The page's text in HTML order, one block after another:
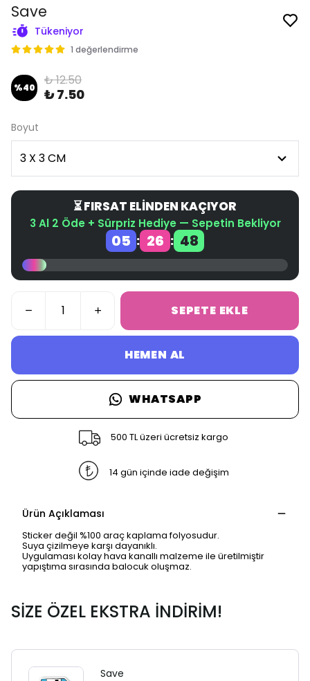
Save
Tükeniyor
1 değerlendirme
%40 ₺ 12.50
₺ 7.50
Boyut
⏳ FIRSAT ELİNDEN KAÇIYOR
3 Al 2 Öde + Sürpriz Hediye — Sepetin Bekliyor
05 : 26 : 48
SEPETE EKLE
HEMEN AL
WHATSAPP
500 TL üzeri ücretsiz kargo
14 gün içinde iade değişim
Ürün Açıklaması
Sticker değil %100 araç kaplama folyosudur.
Suya çizilmeye karşı dayanıklı.
Uygulaması kolay hava kanallı malzeme ile üretilmiştir
yapıştıma sırasında balocuk oluşmaz.
SİZE ÖZEL EKSTRA İNDİRİM!
Save